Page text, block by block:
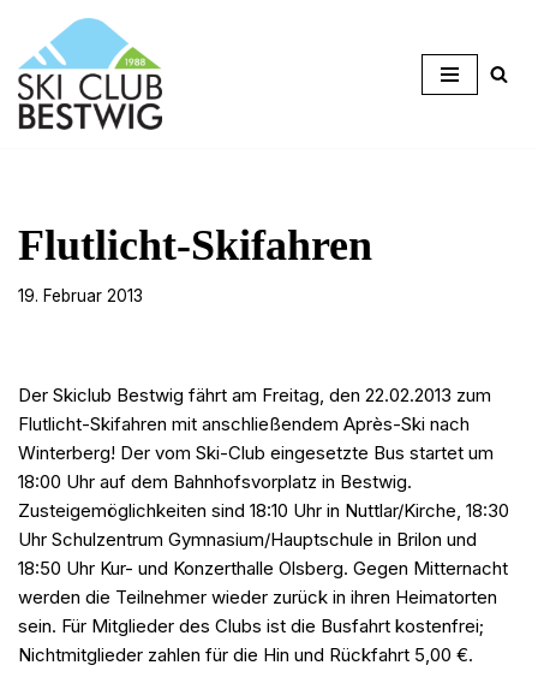
Zum
Inhalt
springen
Flutlicht-Skifahren
19. Februar 2013
Der Skiclub Bestwig fährt am Freitag, den 22.02.2013 zum
Flutlicht-Skifahren mit anschließendem Après-Ski nach
Winterberg! Der vom Ski-Club eingesetzte Bus startet um
18:00 Uhr auf dem Bahnhofsvorplatz in Bestwig.
Zusteigemöglichkeiten sind 18:10 Uhr in Nuttlar/Kirche, 18:30
Uhr Schulzentrum Gymnasium/Hauptschule in Brilon und
18:50 Uhr Kur- und Konzerthalle Olsberg. Gegen Mitternacht
werden die Teilnehmer wieder zurück in ihren Heimatorten
sein. Für Mitglieder des Clubs ist die Busfahrt kostenfrei;
Nichtmitglieder zahlen für die Hin und Rückfahrt 5,00 €.